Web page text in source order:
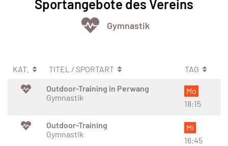
Sportangebote des Vereins
Gymnastik
KAT. TITEL / SPORTART
TAG
Outdoor-Training in Perwang
Gymnastik
Mo
18:15
Outdoor-Training
Gymnastik
Mi
16:45